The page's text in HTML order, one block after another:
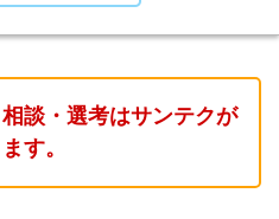
談・選考はサンテクが
す。